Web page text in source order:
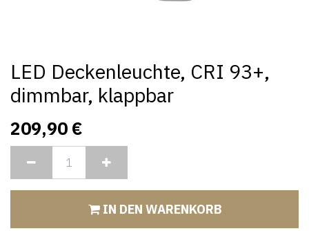
LED Deckenleuchte, CRI 93+,
dimmbar, klappbar
209,90 €
IN DEN WARENKORB